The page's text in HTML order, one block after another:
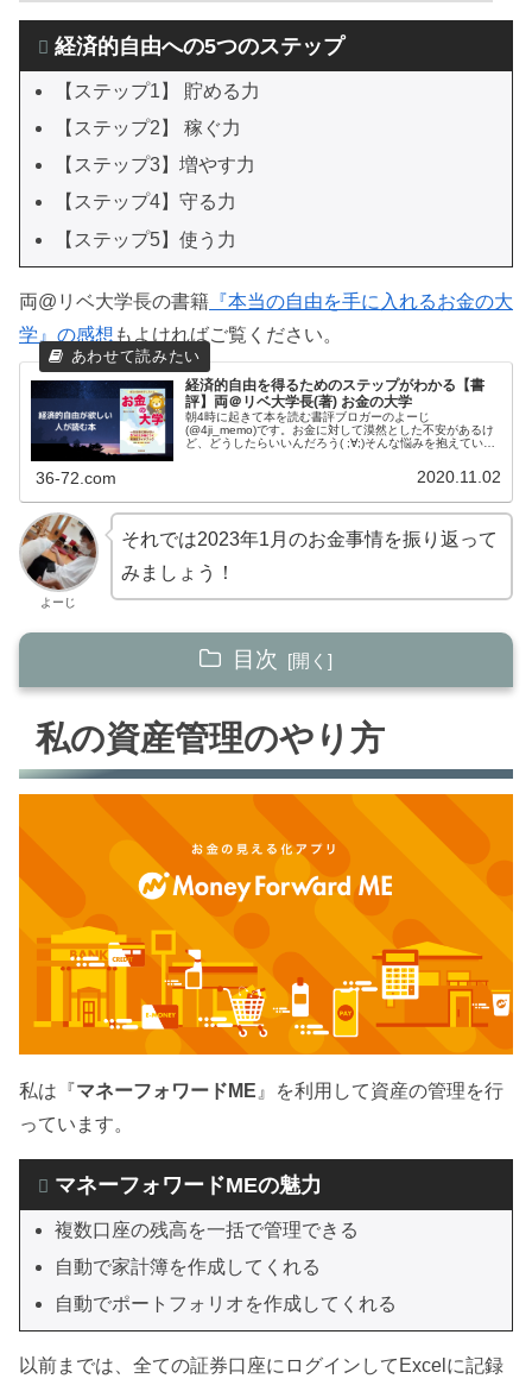
経済的自由への5つのステップ
【ステップ1】 貯める力
【ステップ2】 稼ぐ力
【ステップ3】増やす力
【ステップ4】守る力
【ステップ5】使う力
両@リベ大学長の書籍 『本当の自由を手に入れるお金の大
学』の感想 もよければご覧ください。
経済的自由を得るためのステップがわかる【書
評】両＠リベ大学長(著) お金の大学
朝4時に起きて本を読む書評ブロガーのよーじ
(@4ji_memo)です。お金に対して漠然とした不安があるけ
ど、どうしたらいいんだろう( ;∀;)そんな悩みを抱えている
36-72.com 2020.11.02
よーじ
それでは2023年1月のお金事情を振り返って
みましょう！
目次
私の資産管理のやり方
【ステップ1】 貯める力
【ステップ3】 増やす力
【ステップ4】 守る力
【ステップ5】 使う力
【まとめ】 2023年1月の資産総額
2023年の家計簿まとめ
マネーフォワードMEは便利だよ
私の資産管理のやり方
私は『マネーフォワードME 』を利用して資産の管理を行
っています。
マネーフォワードMEの魅力
複数口座の残高を一括で管理できる
自動で家計簿を作成してくれる
自動でポートフォリオを作成してくれる
以前までは、全ての証券口座にログインしてExcelに記録